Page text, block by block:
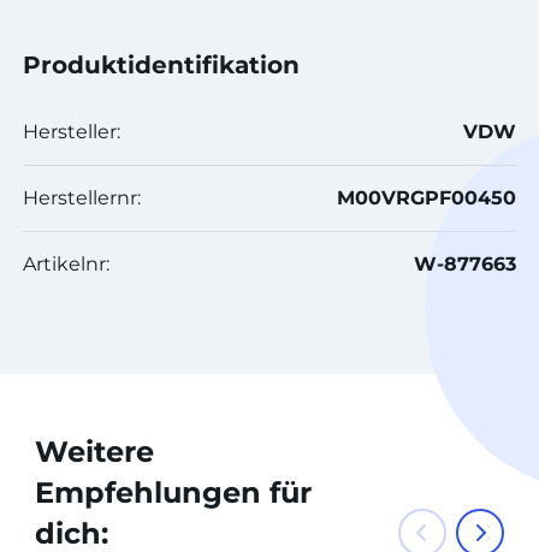
Produktidentifikation
Hersteller: VDW
Herstellernr: M00VRGPF00450
Artikelnr: W-877663
Weitere
Empfehlungen für
dich: